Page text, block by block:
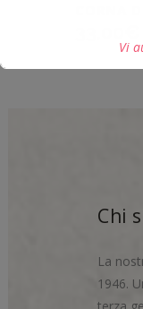
CORNA
Chi
La
1946.
Vi